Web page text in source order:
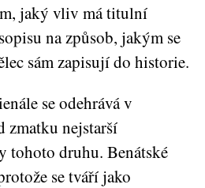
jaký vliv má titulní
na způsob, jakým se
sám zapisují do historie.
se odehrává v
zmatku nejstarší
tohoto druhu. Benátské
se tváří jako